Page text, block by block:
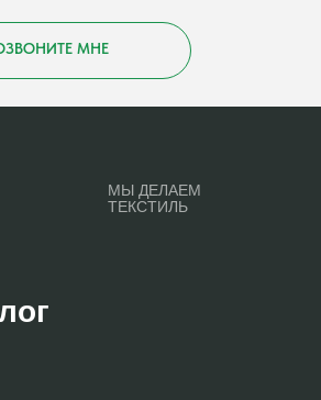
МНЕ
МЫ ДЕЛАЕМ
ТЕКСТИЛЬ